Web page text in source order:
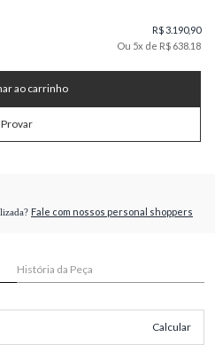
R$ 3.190,90
Ou 5x de R$ 638.18
ao carrinho
Provar
Fale com nossos personal shoppers
História da Peça
Calcular